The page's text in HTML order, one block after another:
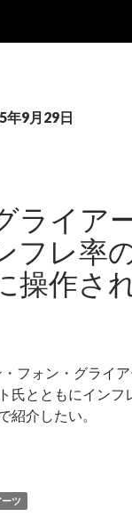
年9月29日
ライア
フレ率
操作さ
フォン・グライ
氏とともにインフ
紹介したい。
ライアーツ氏: 政
ツ